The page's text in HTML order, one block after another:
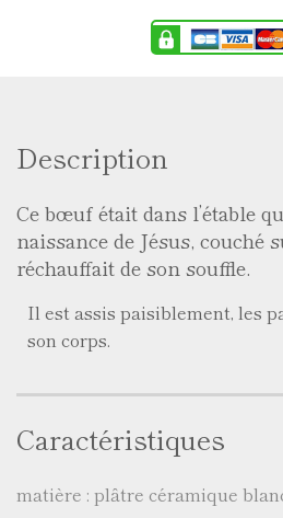
Description
Ce bœuf était dans l’étable
naissance de Jésus, couché
réchauffait de son souffle.
Il est assis paisiblement, les
son corps.
Caractéristiques
matière : plâtre céramique